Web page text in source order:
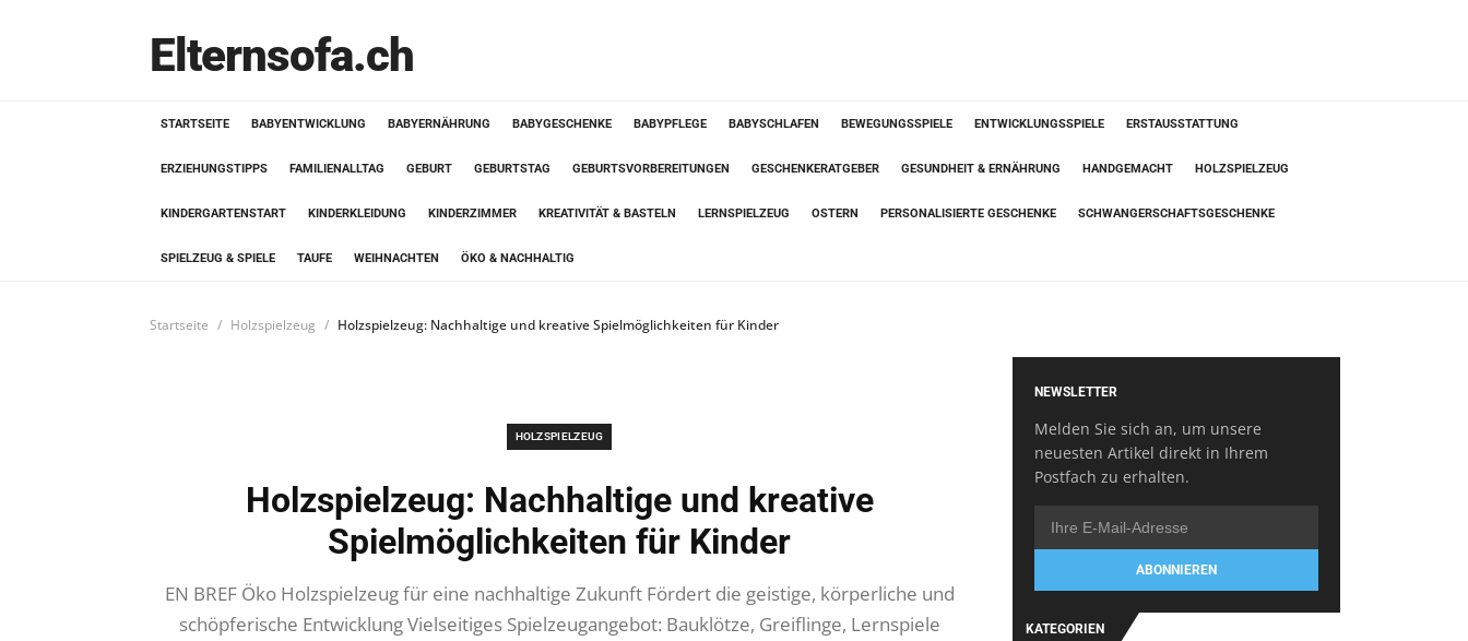
Elternsofa.ch
STARTSEITE BABYENTWICKLUNG BABYERNÄHRUNG BABYGESCHENKE BABYPFLEGE BABYSCHLAFEN BEWEGUNGSSPIELE ENTWICKLUNGSSPIELE ERSTAUSSTATTUNG
ERZIEHUNGSTIPPS FAMILIENALLTAG GEBURT GEBURTSTAG GEBURTSVORBEREITUNGEN GESCHENKERATGEBER GESUNDHEIT & ERNÄHRUNG HANDGEMACHT HOLZSPIELZEUG
KINDERGARTENSTART KINDERKLEIDUNG KINDERZIMMER KREATIVITÄT & BASTELN LERNSPIELZEUG OSTERN PERSONALISIERTE GESCHENKE SCHWANGERSCHAFTSGESCHENKE
SPIELZEUG & SPIELE TAUFE WEIHNACHTEN ÖKO & NACHHALTIG
Startseite Holzspielzeug Holzspielzeug: Nachhaltige und kreative Spielmöglichkeiten für Kinder
HOLZSPIELZEUG
Holzspielzeug: Nachhaltige und kreative
Spielmöglichkeiten für Kinder
EN BREF Öko Holzspielzeug für eine nachhaltige Zukunft Fördert die geistige, körperliche und
schöpferische Entwicklung Vielseitiges Spielzeugangebot: Bauklötze, Greiflinge, Lernspiele
NEWSLETTER
Melden Sie sich an, um unsere
neuesten Artikel direkt in Ihrem
Postfach zu erhalten.
ABONNIEREN
KATEGORIEN